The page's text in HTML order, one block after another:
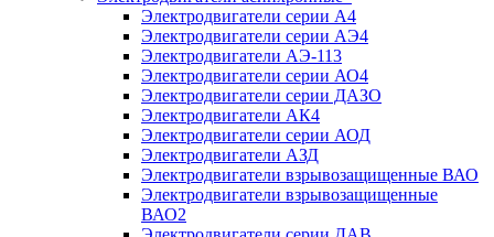
Электродвигатели серии А4
Электродвигатели серии АЭ4
Электродвигатели АЭ-113
Электродвигатели серии АО4
Электродвигатели серии ДАЗО
Электродвигатели АК4
Электродвигатели серии АОД
Электродвигатели АЗД
Электродвигатели взрывозащищенные ВАО
Электродвигатели взрывозащищенные
ВАО2